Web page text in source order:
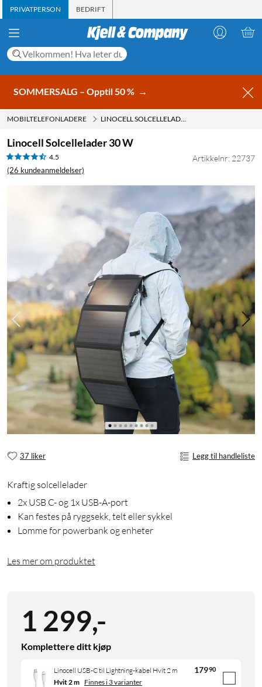
PRIVATPERSON BEDRIFT
SOMMERSALG – Opptil 50 % →
MOBILTELEFONLADERE LINOCELL SOLCELLELADER 30 W
Linocell Solcellelader 30 W
4.5
(26 kundeanmeldelser)
Artikkelnr: 22737
37 liker Legg til handleliste
Kraftig solcellelader
2x USB C- og 1x USB-A-port
Kan festes på ryggsekk, telt eller sykkel
Lomme for powerbank og enheter
Les mer om produktet
1 299,-
Komplettere ditt kjøp
Linocell USB-C til Lightning-kabel Hvit 2 m 17990
Hvit 2 m Finnes i 3 varianter